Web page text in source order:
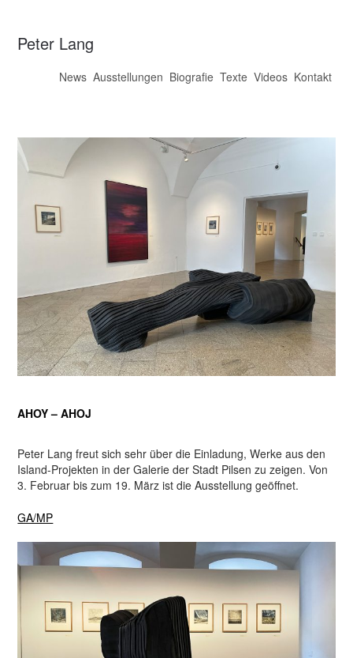
Peter Lang
News Ausstellungen Biografie Texte Videos Kontakt
AHOY – AHOJ
Peter Lang freut sich sehr über die Einladung, Werke aus den
Island-Projekten in der Galerie der Stadt Pilsen zu zeigen. Von
3. Februar bis zum 19. März ist die Ausstellung geöffnet.
GA/MP